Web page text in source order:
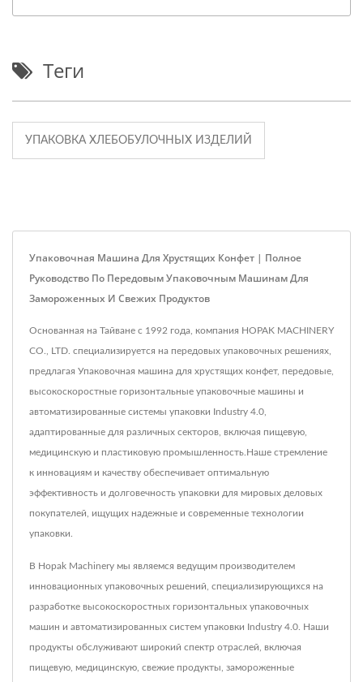
Теги
УПАКОВКА ХЛЕБОБУЛОЧНЫХ ИЗДЕЛИЙ
Упаковочная Машина Для Хрустящих Конфет | Полное
Руководство По Передовым Упаковочным Машинам Для
Замороженных И Свежих Продуктов
Основанная на Тайване с 1992 года, компания HOPAK MACHINERY
CO., LTD. специализируется на передовых упаковочных решениях,
предлагая Упаковочная машина для хрустящих конфет, передовые,
высокоскоростные горизонтальные упаковочные машины и
автоматизированные системы упаковки Industry 4.0,
адаптированные для различных секторов, включая пищевую,
медицинскую и пластиковую промышленность.Наше стремление
к инновациям и качеству обеспечивает оптимальную
эффективность и долговечность упаковки для мировых деловых
покупателей, ищущих надежные и современные технологии
упаковки.
В Hopak Machinery мы являемся ведущим производителем
инновационных упаковочных решений, специализирующихся на
разработке высокоскоростных горизонтальных упаковочных
машин и автоматизированных систем упаковки Industry 4.0. Наши
продукты обслуживают широкий спектр отраслей, включая
пищевую, медицинскую, свежие продукты, замороженные